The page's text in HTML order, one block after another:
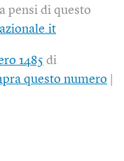
pensi di questo
1485 di
questo numero